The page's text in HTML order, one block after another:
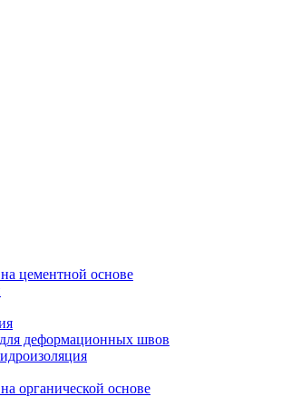
цементной основе
деформационных швов
органической основе